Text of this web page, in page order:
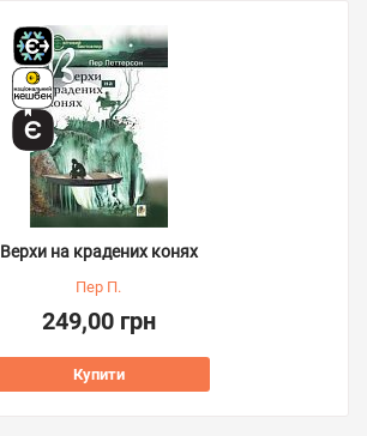
Верхи на крадених конях
Пер П.
249,00 грн
Купити